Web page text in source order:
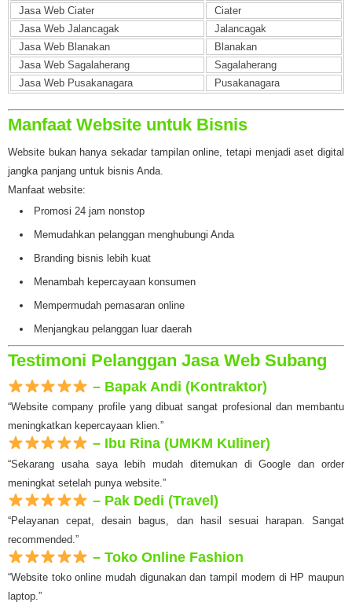
Jasa Web Ciater
Ciater
Jasa Web Jalancagak
Jalancagak
Jasa Web Blanakan
Blanakan
Jasa Web Sagalaherang
Sagalaherang
Jasa Web Pusakanagara
Pusakanagara
Manfaat Website untuk Bisnis
Website bukan hanya sekadar tampilan online, tetapi menjadi aset digital
jangka panjang untuk bisnis Anda.
Manfaat website:
Promosi 24 jam nonstop
Memudahkan pelanggan menghubungi Anda
Branding bisnis lebih kuat
Menambah kepercayaan konsumen
Mempermudah pemasaran online
Menjangkau pelanggan luar daerah
Testimoni Pelanggan Jasa Web Subang
– Bapak Andi (Kontraktor)
“Website company profile yang dibuat sangat profesional dan membantu
meningkatkan kepercayaan klien.”
– Ibu Rina (UMKM Kuliner)
“Sekarang usaha saya lebih mudah ditemukan di Google dan order
meningkat setelah punya website.”
– Pak Dedi (Travel)
“Pelayanan cepat, desain bagus, dan hasil sesuai harapan. Sangat
recommended.”
– Toko Online Fashion
“Website toko online mudah digunakan dan tampil modern di HP maupun
laptop.”